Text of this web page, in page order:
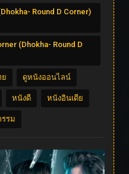
Round D Corner)
(Dhokha- Round D
ดูหนังออนไลน์
หนังดี หนังอินเดีย
รม